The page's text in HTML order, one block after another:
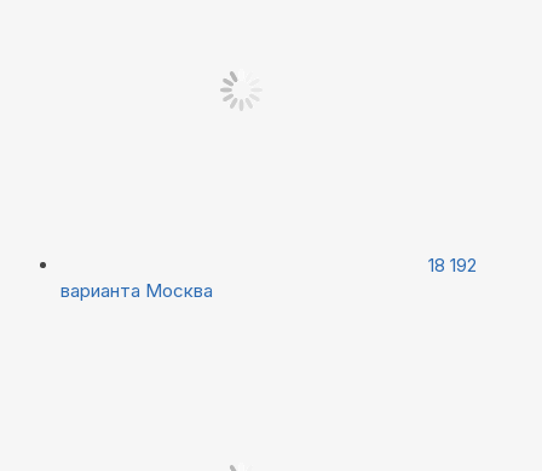
18 192
варианта Москва